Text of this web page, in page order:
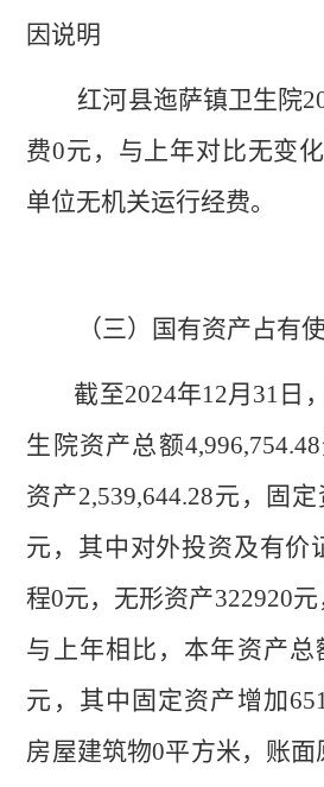
因说明
红河县迤萨镇卫生院
费0元，与上年对比无变
单位无机关运行经费。
（三） 国有资产占有
截至2024年12月 31 日，
生院资产总额4,996,754.48
资产2,539,644.28元，固定
元 ， 其中对外投资及有价
程0元，无形资产322920元
与上年相比，本年资产总
元，其中固定资产增加
房屋建筑物0平方米，账面